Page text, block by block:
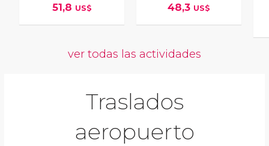
51,8 US$ 48,3 US$
ver todas las actividades
Traslados
aeropuerto